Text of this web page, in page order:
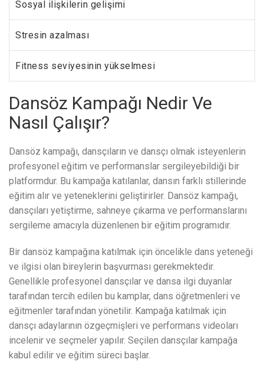
Sosyal ilişkilerin gelişimi
Stresin azalması
Fitness seviyesinin yükselmesi
Dansöz Kampağı Nedir Ve
Nasıl Çalışır?
Dansöz kampağı, dansçıların ve dansçı olmak isteyenlerin
profesyonel eğitim ve performanslar sergileyebildiği bir
platformdur. Bu kampağa katılanlar, dansın farklı stillerinde
eğitim alır ve yeteneklerini geliştirirler. Dansöz kampağı,
dansçıları yetiştirme, sahneye çıkarma ve performanslarını
sergileme amacıyla düzenlenen bir eğitim programıdır.
Bir dansöz kampağına katılmak için öncelikle dans yeteneği
ve ilgisi olan bireylerin başvurması gerekmektedir.
Genellikle profesyonel dansçılar ve dansa ilgi duyanlar
tarafından tercih edilen bu kamplar, dans öğretmenleri ve
eğitmenler tarafından yönetilir. Kampağa katılmak için
dansçı adaylarının özgeçmişleri ve performans videoları
incelenir ve seçmeler yapılır. Seçilen dansçılar kampağa
kabul edilir ve eğitim süreci başlar.